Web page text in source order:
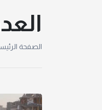
الصفحة